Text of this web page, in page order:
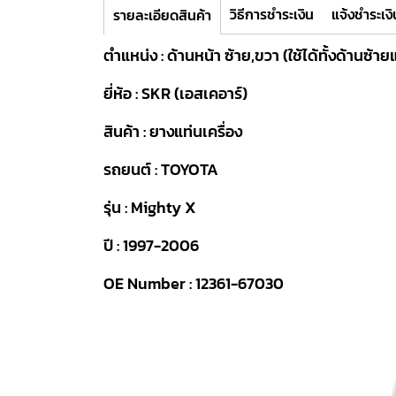
รายละเอียดสินค้า วิธีการชำระเงิน แจ้งชำระเ
ตำแหน่ง : ด้านหน้า ซ้าย,ขวา (ใช้ได้ทั้งด้านซ้าย
ยี่ห้อ : SKR (เอสเคอาร์)
สินค้า : ยางแท่นเครื่อง
รถยนต์ : TOYOTA
รุ่น : Mighty X
ปี : 1997-2006
OE Number : 12361-67030